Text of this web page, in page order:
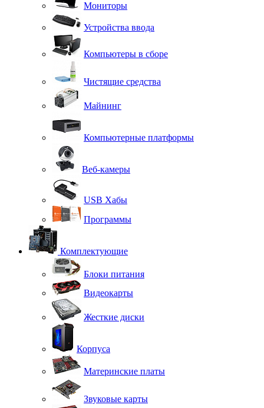
Мониторы
Устройства ввода
Компьютеры в сборе
Чистящие средства
Майнинг
Компьютерные платформы
Веб-камеры
USB Хабы
Программы
Комплектующие
Блоки питания
Видеокарты
Жесткие диски
Корпуса
Материнские платы
Звуковые карты